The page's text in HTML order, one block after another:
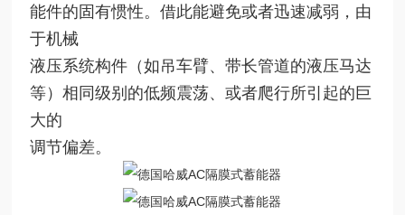
能件的固有惯性。借此能避免或者迅速减弱，由
于机械
液压系统构件（如吊车臂、带长管道的液压马达
等）相同级别的低频震荡、或者爬行所引起的巨
大的
调节偏差。